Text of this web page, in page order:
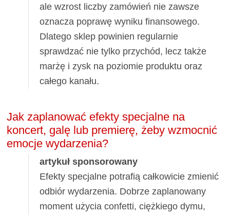
ale wzrost liczby zamówień nie zawsze
oznacza poprawę wyniku finansowego.
Dlatego sklep powinien regularnie
sprawdzać nie tylko przychód, lecz także
marżę i zysk na poziomie produktu oraz
całego kanału.
Jak zaplanować efekty specjalne na
koncert, galę lub premierę, żeby wzmocnić
emocje wydarzenia?
artykuł sponsorowany
Efekty specjalne potrafią całkowicie zmienić
odbiór wydarzenia. Dobrze zaplanowany
moment użycia confetti, ciężkiego dymu,